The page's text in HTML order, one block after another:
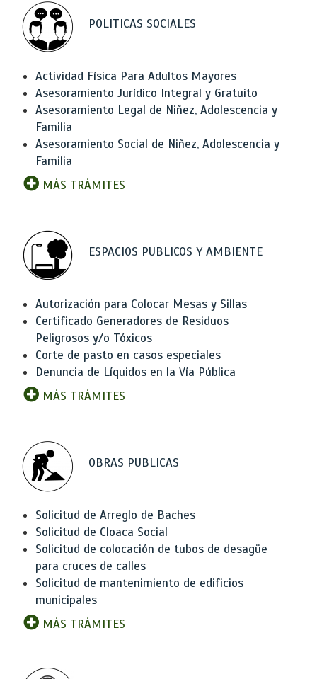
POLITICAS SOCIALES
Actividad Física Para Adultos Mayores
Asesoramiento Jurídico Integral y Gratuito
Asesoramiento Legal de Niñez, Adolescencia y
Familia
Asesoramiento Social de Niñez, Adolescencia y
Familia
MÁS TRÁMITES
ESPACIOS PUBLICOS Y AMBIENTE
Autorización para Colocar Mesas y Sillas
Certificado Generadores de Residuos
Peligrosos y/o Tóxicos
Corte de pasto en casos especiales
Denuncia de Líquidos en la Vía Pública
MÁS TRÁMITES
OBRAS PUBLICAS
Solicitud de Arreglo de Baches
Solicitud de Cloaca Social
Solicitud de colocación de tubos de desagüe
para cruces de calles
Solicitud de mantenimiento de edificios
municipales
MÁS TRÁMITES